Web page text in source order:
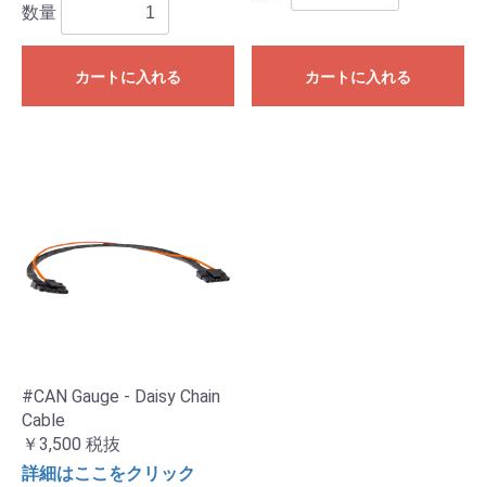
数量
カートに入れる カートに入れる
#CAN Gauge - Daisy Chain
Cable
￥3,500 税抜
詳細はここをクリック